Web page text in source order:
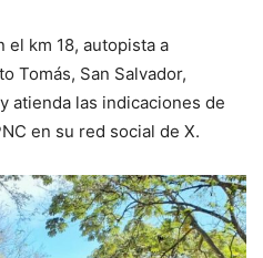
el km 18, autopista a
Tomás, San Salvador,
atienda las indicaciones de
en su red social de X.